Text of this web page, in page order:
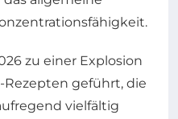
zu einer Explosion
Rezepten geführt, die
vielfältig